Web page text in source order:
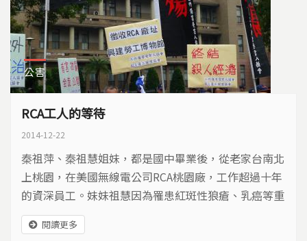
公害
RCA工人的等待
2014-12-22
秦祖萍、秦祖慧姐妹，都是國中畢業後，從老家台南北
上桃園，在美國無線電公司RCA桃園廠，工作超過十年
的資深員工。妹妹祖慧因為罹患紅斑性狼瘡、乳癌等重
症，有四張重大傷病卡，不敢結婚。姐姐祖萍因為多囊
性卵巢症，度過好幾次早產危險後，生下一位女兒，之
閱讀更多